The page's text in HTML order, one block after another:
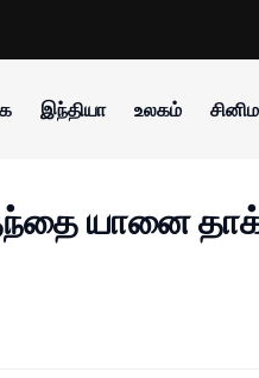
இந்தியா உலகம்
யானை